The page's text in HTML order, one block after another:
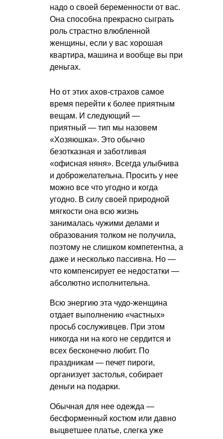
надо о своей беременности от вас.
Она способна прекрасно сыграть
роль страстно влюбленной
женщины, если у вас хорошая
квартира, машина и вообще вы при
деньгах.
Но от этих ахов-страхов самое
время перейти к более приятным
вещам. И следующий —
приятный — тип мы назовем
«Хозяюшка». Это обычно
безотказная и заботливая
«офисная няня». Всегда улыбчива
и доброжелательна. Просить у нее
можно все что угодно и когда
угодно. В силу своей природной
мягкости она всю жизнь
занималась чужими делами и
образования толком не получила,
поэтому не слишком компетентна, а
даже и несколько пассивна. Но —
что компенсирует ее недостатки —
абсолютно исполнительна.
Всю энергию эта чудо-женщина
отдает выполнению «частных»
просьб сослуживцев. При этом
никогда ни на кого не сердится и
всех бесконечно любит. По
праздникам — печет пироги,
организует застолья, собирает
деньги на подарки.
Обычная для нее одежда —
бесформенный костюм или давно
выцветшее платье, слегка уже